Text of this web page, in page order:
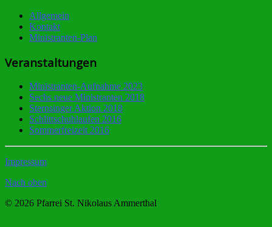
Allgemein
Kontakt
Ministranten-Plan
Veranstaltungen
Ministranten-Aufnahme 2023
Sechs neue Ministranten 2018
Sternsinger Aktion 2018
Schlittschuhlaufen 2016
Sommerfreizeit 2016
Impressum
Nach oben
© 2026 Pfarrei St. Nikolaus Ammerthal